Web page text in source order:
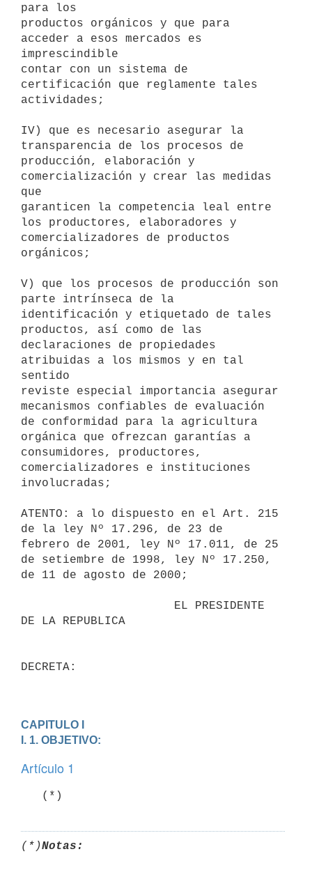
para los
productos orgánicos y que para
acceder a esos mercados es
imprescindible
contar con un sistema de
certificación que reglamente tales
actividades;
IV) que es necesario asegurar la
transparencia de los procesos de
producción, elaboración y
comercialización y crear las medidas
que
garanticen la competencia leal entre
los productores, elaboradores y
comercializadores de productos
orgánicos;
V) que los procesos de producción son
parte intrínseca de la
identificación y etiquetado de tales
productos, así como de las
declaraciones de propiedades
atribuidas a los mismos y en tal
sentido
reviste especial importancia asegurar
mecanismos confiables de evaluación
de conformidad para la agricultura
orgánica que ofrezcan garantías a
consumidores, productores,
comercializadores e instituciones
involucradas;
ATENTO: a lo dispuesto en el Art. 215
de la ley Nº 17.296, de 23 de
febrero de 2001, ley Nº 17.011, de 25
de setiembre de 1998, ley Nº 17.250,
de 11 de agosto de 2000;
DE LA REPUBLICA
DECRETA:
CAPITULO I
I. 1. OBJETIVO:
Artículo 1
   (*)
(*)Notas: